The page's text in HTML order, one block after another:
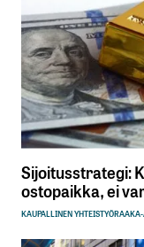
Sijoitusstrategi:
ostopaikka, ei
KAUPALLINEN YHTEISTYÖ